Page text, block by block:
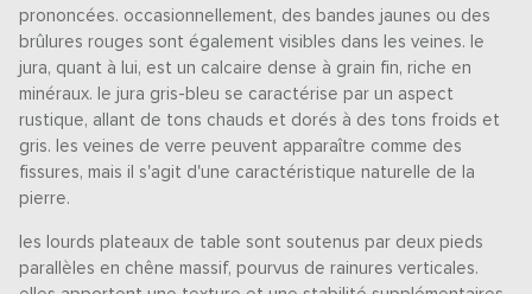
prononcées. occasionnellement, des bandes jaunes ou des
brûlures rouges sont également visibles dans les veines. le
jura, quant à lui, est un calcaire dense à grain fin, riche en
minéraux. le jura gris-bleu se caractérise par un aspect
rustique, allant de tons chauds et dorés à des tons froids et
gris. les veines de verre peuvent apparaître comme des
fissures, mais il s'agit d'une caractéristique naturelle de la
pierre.
les lourds plateaux de table sont soutenus par deux pieds
parallèles en chêne massif, pourvus de rainures verticales.